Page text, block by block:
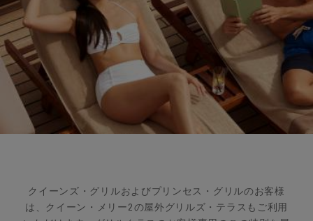
クイーンズ・グリルおよびプリンセス・グリルのお客様
は、クイーン・メリー2の屋外グリルズ・テラスもご利用